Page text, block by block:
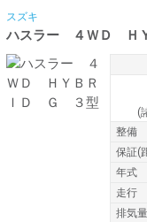
スズキ
ハスラー ４ＷＤ Ｈ
(
整備
保証(
年式
走行
排気量